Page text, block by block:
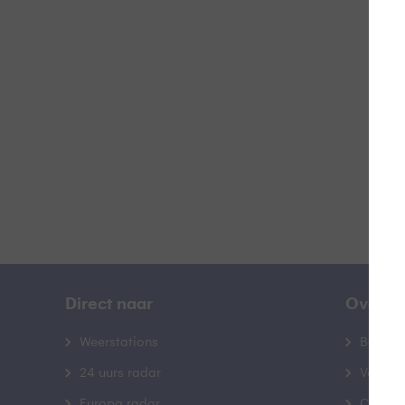
Direct naar
Weerstations
24 uurs radar
Over